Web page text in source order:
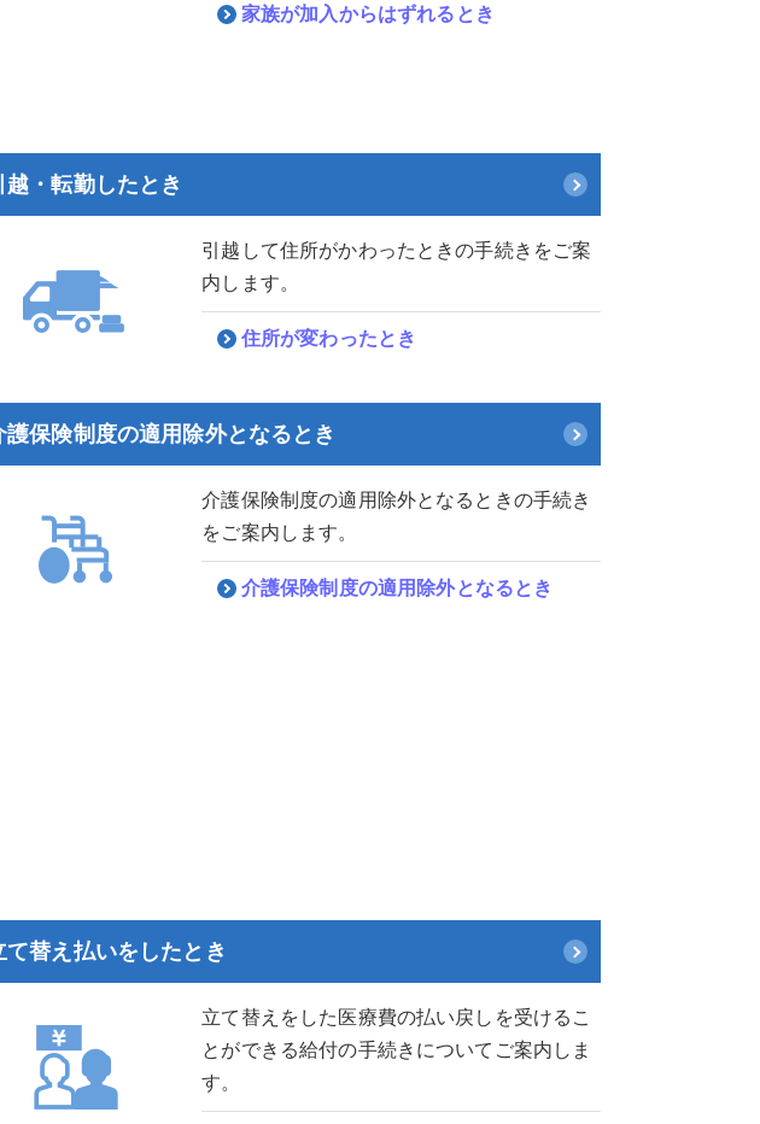
家族が加入からはずれるとき
越・転勤したとき
引越して住所がかわったときの手続きをご案
内します。
住所が変わったとき
護保険制度の適用除外となるとき
介護保険制度の適用除外となるときの手続き
をご案内します。
介護保険制度の適用除外となるとき
て替え払いをしたとき
立て替えをした医療費の払い戻しを受けるこ
とができる給付の手続きについてご案内しま
す。